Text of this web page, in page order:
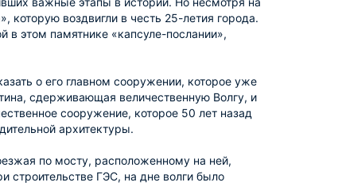
которую воздвигли в честь 25-летия города.
в этом памятнике «капсуле-послании»,
о его главном сооружении, которое уже
сдерживающая величественную Волгу, и
сооружение, которое 50 лет назад
архитектуры.
по мосту, расположенному на ней,
строительстве ГЭС, на дне волги было